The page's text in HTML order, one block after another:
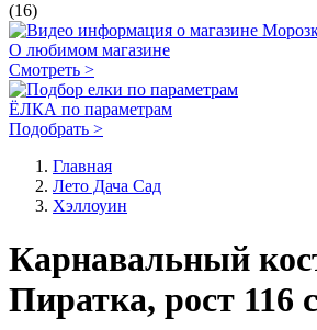
(16)
О любимом магазине
Смотреть >
ЁЛКА по параметрам
Подобрать >
Главная
Лето Дача Сад
Хэллоуин
Карнавальный
Пиратка, рост 116